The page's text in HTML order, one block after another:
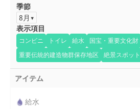
季節
8月
表示項目
コンビニ トイレ 給水
国宝・重要文化財
重要伝統的建造物群保存地区
絶景スポット
アイテム
給水